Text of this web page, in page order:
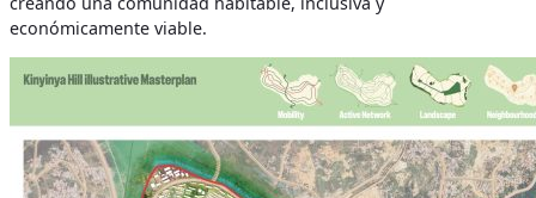
económicamente viable.